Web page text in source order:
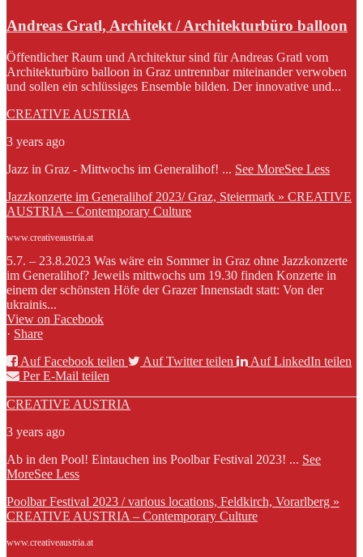
Andreas Gratl, Architekt / Architekturbüro balloon
Öffentlicher Raum und Architektur sind für Andreas Gratl vom
Architekturbüro balloon in Graz untrennbar miteinander verwoben
und sollen ein schlüssiges Ensemble bilden. Der innovative und...
CREATIVE AUSTRIA
3 years ago
Jazz in Graz - Mittwochs im Generalihof! ... See MoreSee Less
Jazzkonzerte im Generalihof 2023/ Graz, Steiermark » CREATIVE
AUSTRIA – Contemporary Culture
www.creativeaustria.at
5.7. – 23.8.2023 Was wäre ein Sommer in Graz ohne Jazzkonzerte
im Generalihof? Jeweils mittwochs um 19.30 finden Konzerte in
einem der schönsten Höfe der Grazer Innenstadt statt: Von der
ukrainis...
View on Facebook
· Share
Auf Facebook teilen
Auf Twitter teilen
Auf LinkedIn teilen
Per E-Mail teilen
CREATIVE AUSTRIA
3 years ago
Ab in den Pool! Eintauchen ins Poolbar Festival 2023! ... See
MoreSee Less
Poolbar Festival 2023 / various locations, Feldkirch, Vorarlberg »
CREATIVE AUSTRIA – Contemporary Culture
www.creativeaustria.at